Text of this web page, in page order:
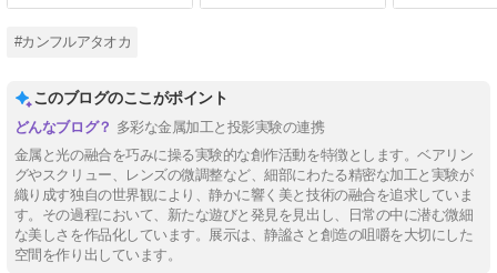
#カンフルアタオカ
このブログのここがポイント
多彩な金属加工と投影実験の連携
金属と光の融合を巧みに操る実験的な創作活動を特徴とします。ベアリン
グやスクリュー、レンズの微調整など、細部にわたる精密な加工と実験が
織り成す独自の世界観により、静かに響く美と技術の融合を追求していま
す。その過程において、新たな遊びと発見を見出し、日常の中に潜む微細
な美しさを作品化しています。展示は、静謐さと創造の咀嚼を大切にした
空間を作り出しています。